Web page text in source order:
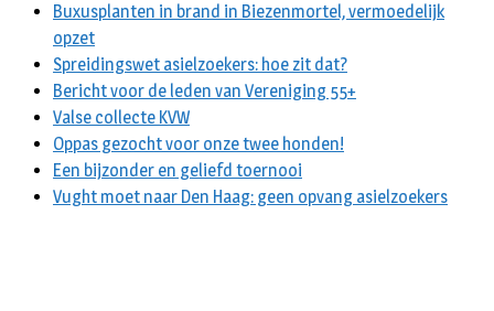
Buxusplanten in brand in Biezenmortel, vermoedelijk
opzet
Spreidingswet asielzoekers: hoe zit dat?
Bericht voor de leden van Vereniging 55+
Valse collecte KVW
Oppas gezocht voor onze twee honden!
Een bijzonder en geliefd toernooi
Vught moet naar Den Haag: geen opvang asielzoekers